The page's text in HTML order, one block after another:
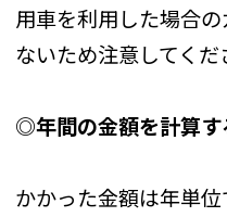
用車を利用した場合
ないため注意してくだ
◎年間の金額を計算す
かかった金額は年単位